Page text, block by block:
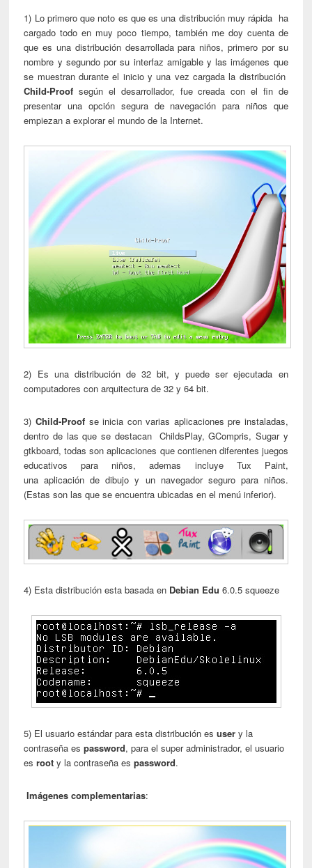
1) Lo primero que noto es que es una distribución muy rápida ha
cargado todo en muy poco tiempo, también me doy cuenta de
que es una distribución desarrollada para niños, primero por su
nombre y segundo por su interfaz amigable y las imágenes que
se muestran durante el inicio y una vez cargada la distribución
Child-Proof según el desarrollador, fue creada con el fin de
presentar una opción segura de navegación para niños que
empiezan a explorar el mundo de la Internet.
2) Es una distribución de 32 bit, y puede ser ejecutada en
computadores con arquitectura de 32 y 64 bit.
3) Child-Proof se inicia con varias aplicaciones pre instaladas,
dentro de las que se destacan ChildsPlay, GCompris, Sugar y
gtkboard, todas son aplicaciones que contienen diferentes juegos
educativos para niños, ademas incluye Tux Paint,
una aplicación de dibujo y un navegador seguro para niños.
(Estas son las que se encuentra ubicadas en el menú inferior).
4) Esta distribución esta basada en Debian Edu 6.0.5 squeeze
5) El usuario estándar para esta distribución esuser y la
contraseña espassword, para el super administrador, el usuario
esroot y la contraseña espassword.
Imágenes complementarias: